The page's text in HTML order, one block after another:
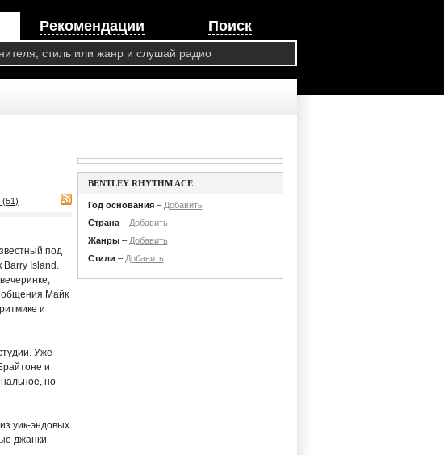
Рекомендации Поиск
(51)
под
Barry Island.
общения Майк
и
Уже
и
но
уик-эндовых
джанки
BENTLEY RHYTHM ACE
Год основания– Добавить
Страна– Добавить
Жанры– Добавить
Стили – Добавить